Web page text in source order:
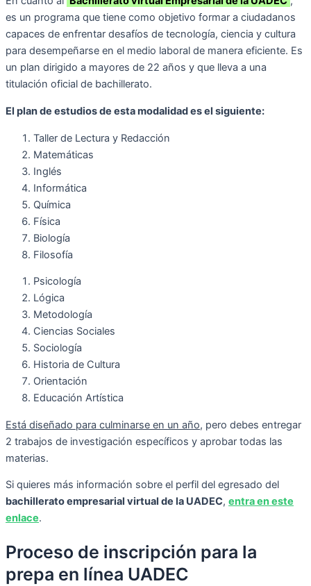
es un programa que tiene como objetivo formar a ciudadanos
capaces de enfrentar desafíos de tecnología, ciencia y cultura
para desempeñarse en el medio laboral de manera eficiente. Es
un plan dirigido a mayores de 22 años y que lleva a una
titulación oficial de bachillerato.
El plan de estudios de esta modalidad es el siguiente:
Taller de Lectura y Redacción
Matemáticas
Inglés
Informática
Química
Física
Biología
Filosofía
Psicología
Lógica
Metodología
Ciencias Sociales
Sociología
Historia de Cultura
Orientación
Educación Artística
Está diseñado para culminarse en un año, pero debes entregar
2 trabajos de investigación específicos y aprobar todas las
materias.
Si quieres más información sobre el perfil del egresado del
bachillerato empresarial virtual de la UADEC, entra en este
enlace.
Proceso de inscripción para la
prepa en línea UADEC